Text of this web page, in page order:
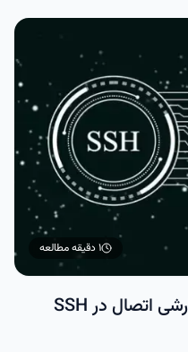
۱ دقیقه مطالعه
آموزش تنظیم گزینه‌های سفارشی اتصال در SSH